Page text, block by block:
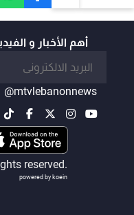
أهم الأخبار و
@mtvlebanonnews
reserved.
powered by koein